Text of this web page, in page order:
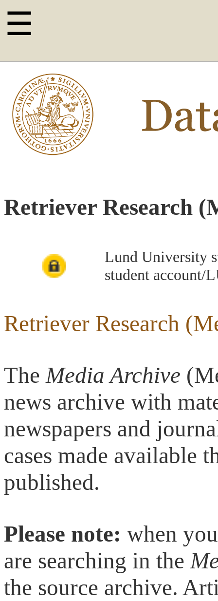
☰
Retriever Research
Lund University
student account/
Retriever Research
The Media Archive
news archive with
newspapers and
cases made available
published.
Please note: when
are searching in the
the source archive.